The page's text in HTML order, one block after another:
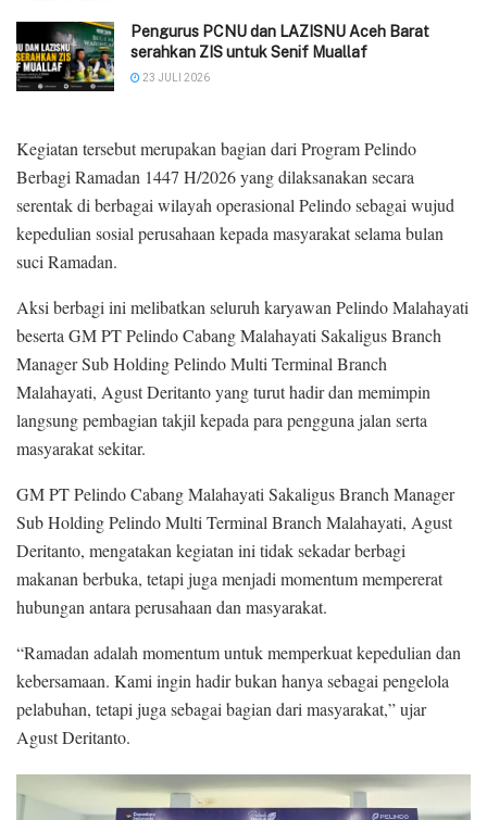
Pengurus PCNU dan LAZISNU Aceh Barat
serahkan ZIS untuk Senif Muallaf
23 JULI 2026
Kegiatan tersebut merupakan bagian dari Program Pelindo
Berbagi Ramadan 1447 H/2026 yang dilaksanakan secara
serentak di berbagai wilayah operasional Pelindo sebagai wujud
kepedulian sosial perusahaan kepada masyarakat selama bulan
suci Ramadan.
Aksi berbagi ini melibatkan seluruh karyawan Pelindo Malahayati
beserta GM PT Pelindo Cabang Malahayati Sakaligus Branch
Manager Sub Holding Pelindo Multi Terminal Branch
Malahayati, Agust Deritanto yang turut hadir dan memimpin
langsung pembagian takjil kepada para pengguna jalan serta
masyarakat sekitar.
GM PT Pelindo Cabang Malahayati Sakaligus Branch Manager
Sub Holding Pelindo Multi Terminal Branch Malahayati, Agust
Deritanto, mengatakan kegiatan ini tidak sekadar berbagi
makanan berbuka, tetapi juga menjadi momentum mempererat
hubungan antara perusahaan dan masyarakat.
“Ramadan adalah momentum untuk memperkuat kepedulian dan
kebersamaan. Kami ingin hadir bukan hanya sebagai pengelola
pelabuhan, tetapi juga sebagai bagian dari masyarakat,” ujar
Agust Deritanto.